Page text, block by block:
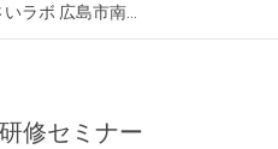
ラボ 広島市南…
修セミナー